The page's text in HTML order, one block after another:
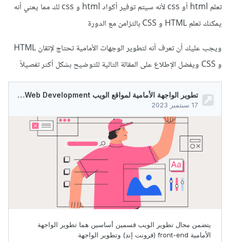
تعلم html أو css لأنه سيتم توفير أكواد html و css لك مما يعني أنه
يمكنك تعلم HTML و CSS بالتزامن مع الدورة
ويجب عليك أن تعرف أنه لتطوير الوجهات الأمامية تحتاج لإتقان HTML
و CSS ويفضل الإطلاع على المقالة التالية للتوضيح بشكل أكثر تفصيلاً